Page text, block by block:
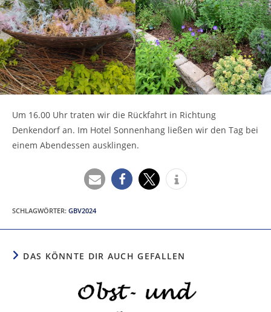
Um 16.00 Uhr traten wir die Rückfahrt in Richtung
Denkendorf an. Im Hotel Sonnenhang ließen wir den Tag bei
einem Abendessen ausklingen.
SCHLAGWÖRTER: GBV2024
DAS KÖNNTE DIR AUCH GEFALLEN